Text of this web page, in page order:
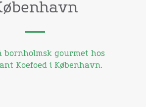
bornholmsk gourmet hos
Koefoed i København.